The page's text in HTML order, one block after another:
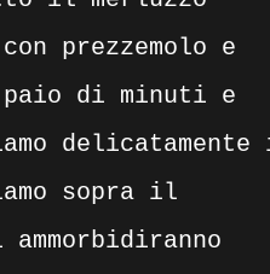
prezzemolo e
di minuti e
delicatamente
sopra il